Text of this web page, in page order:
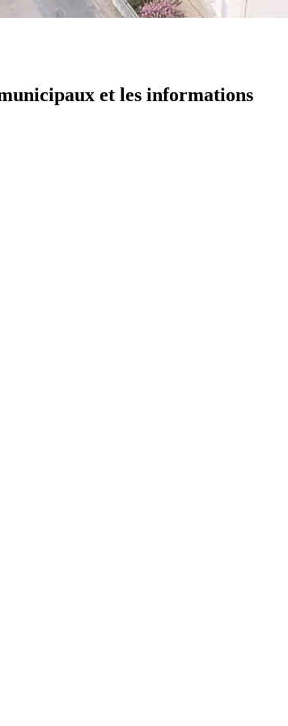
et les informations